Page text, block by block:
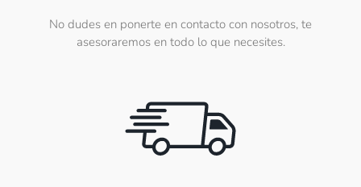
No dudes en ponerte en contacto con nosotros, te
asesoraremos en todo lo que necesites.